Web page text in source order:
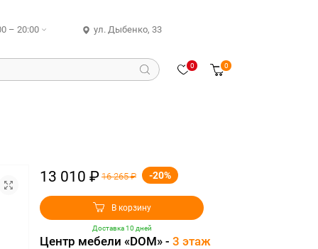
– 20:00 ул. Дыбенко, 33
0 0
13 010 ₽ 16 265 ₽ -20%
В корзину
Доставка 10 дней
Центр мебели «DOM» - 3 этаж